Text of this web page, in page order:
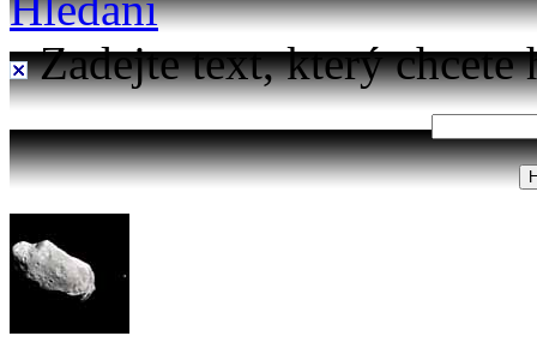
Zadejte text, který chcete